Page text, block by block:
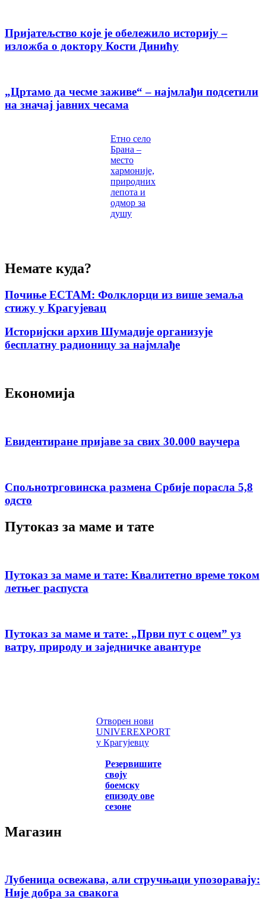
Пријатељство које је обележило историју –
изложба о доктору Кости Динићу
„Цртамо да чесме заживе“ – најмлађи подсетили
на значај јавних чесама
Етно село
Брана –
место
хармоније,
природних
лепота и
одмор за
душу
Немате куда?
Почиње ЕСТАМ: Фолклорци из више земаља
стижу у Крагујевац
Историјски архив Шумадије организује
бесплатну радионицу за најмлађе
Економија
Евидентиране пријаве за свих 30.000 ваучера
Спољнотрговинска размена Србије порасла 5,8
одсто
Путоказ за маме и тате
Путоказ за маме и тате: Квалитетно време током
летњег распуста
Путоказ за маме и тате: „Први пут с оцемˮ уз
ватру, природу и заједничке авантуре
Отворен нови
UNIVEREXPORT
у Крагујевцу
Резервишите
своју
боемску
епизоду ове
сезоне
Магазин
Лубеница освежава, али стручњаци упозоравају:
Није добра за свакога